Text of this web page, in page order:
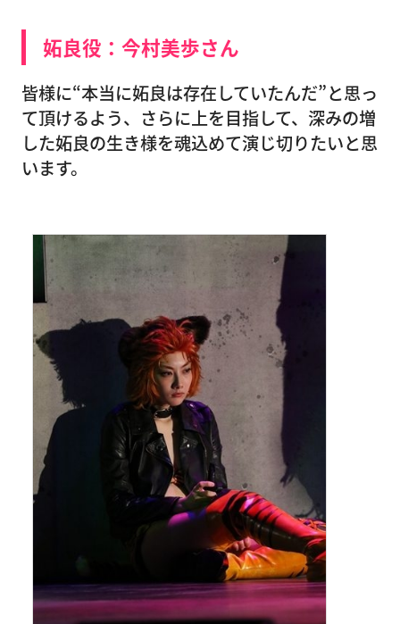
妬良役：今村美歩さん
皆様に“本当に妬良は存在していたんだ”と思っ
て頂けるよう、さらに上を目指して、深みの増
した妬良の生き様を魂込めて演じ切りたいと思
います。